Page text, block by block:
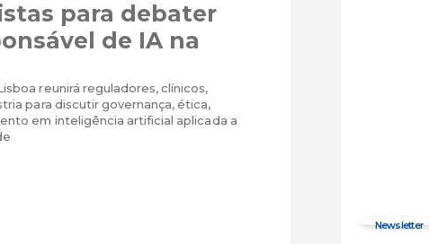
para debater
de IA na
reunirá reguladores, clínicos,
para discutir governança, ética,
em inteligência artificial aplicada a